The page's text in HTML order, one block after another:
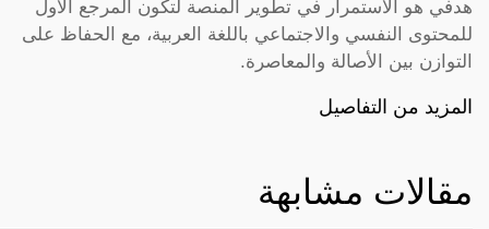
هدفي هو الاستمرار في تطوير المنصة لتكون المرجع الأول
للمحتوى النفسي والاجتماعي باللغة العربية، مع الحفاظ على
التوازن بين الأصالة والمعاصرة.
المزيد من التفاصيل
مقالات مشابهة